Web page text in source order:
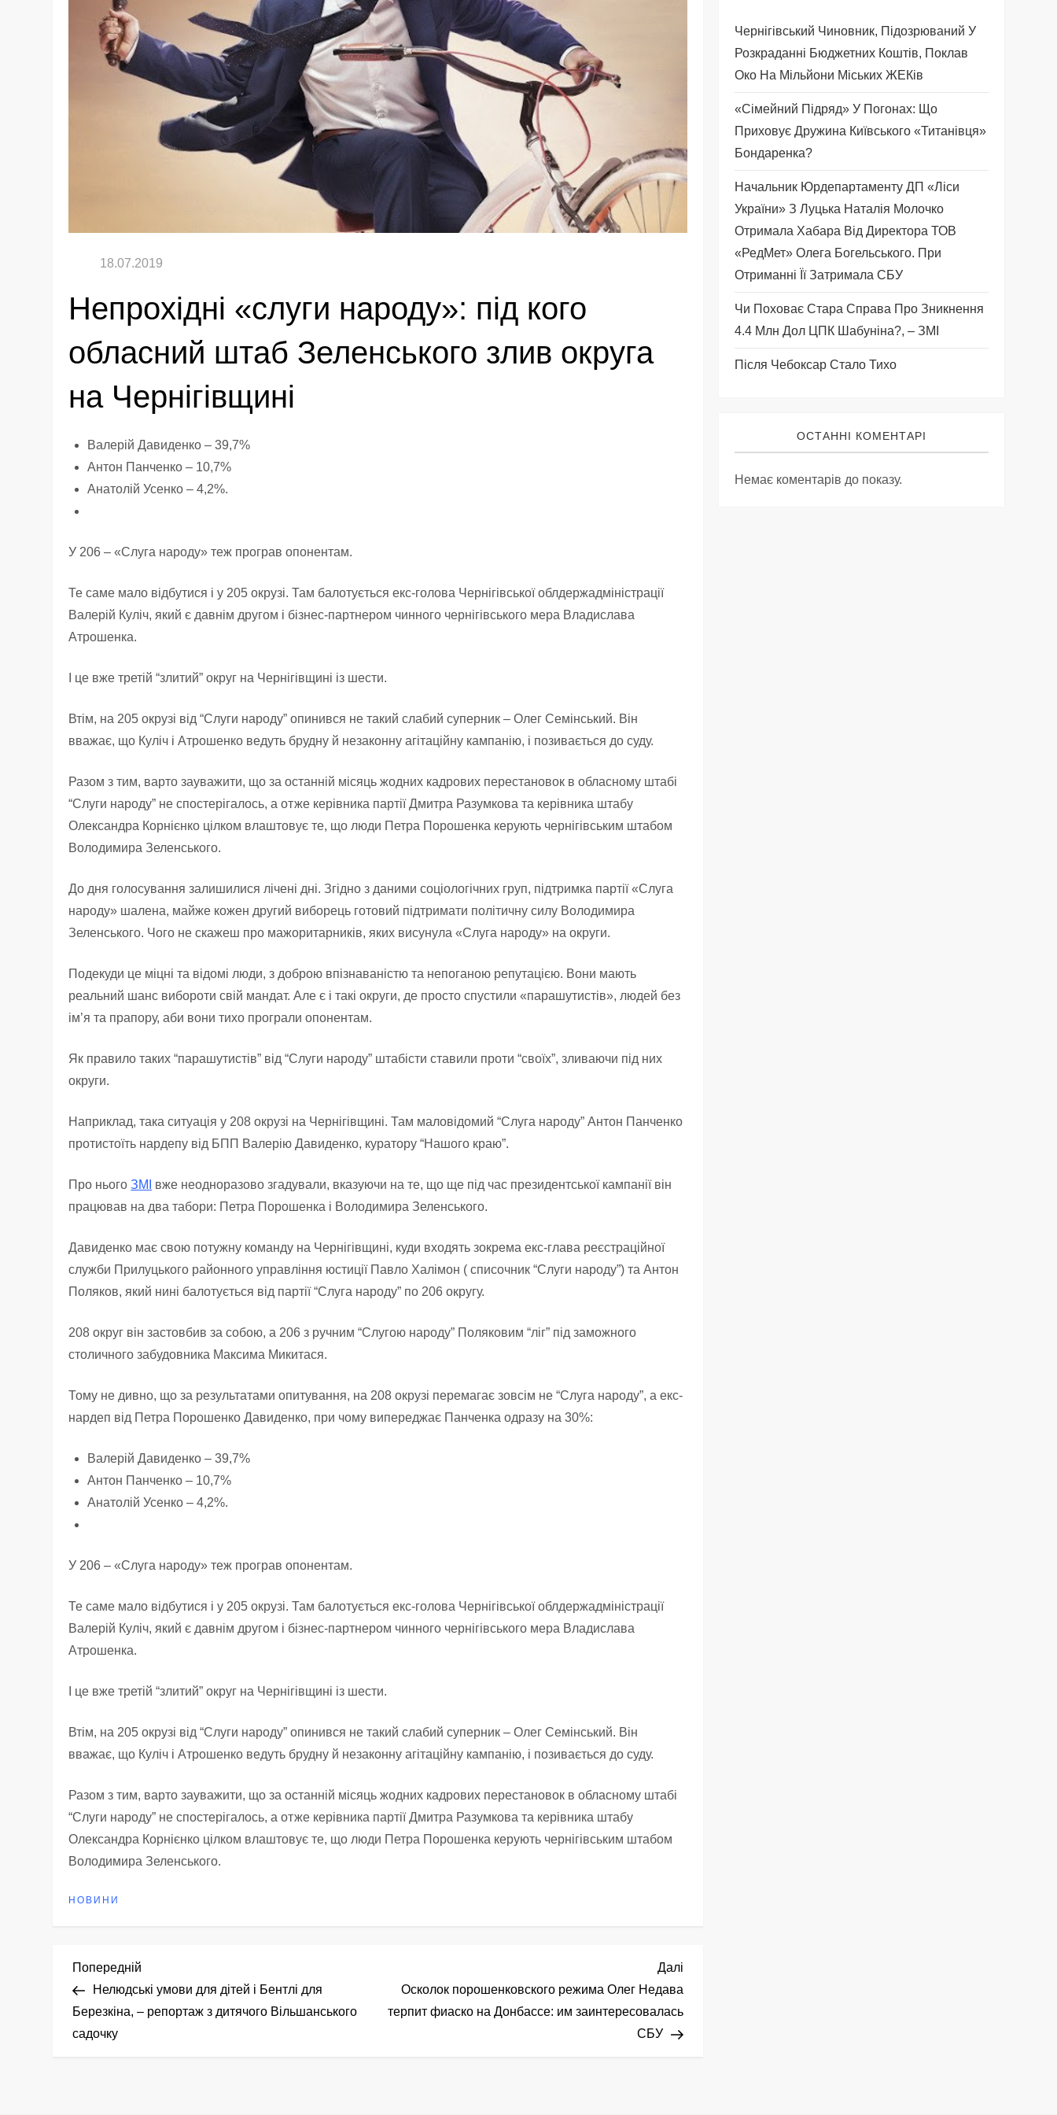
Непрохідні «слуги народу»: під кого
обласний штаб Зеленського злив округа
на Чернігівщині
Валерій Давиденко – 39,7%
Антон Панченко – 10,7%
Анатолій Усенко – 4,2%.
У 206 – «Слуга народу» теж програв опонентам.
Те саме мало відбутися і у 205 окрузі. Там балотується екс-голова Чернігівської облдержадміністрації
Валерій Куліч, який є давнім другом і бізнес-партнером чинного чернігівського мера Владислава
Атрошенка.
І це вже третій “злитий” округ на Чернігівщині із шести.
Втім, на 205 окрузі від “Слуги народу” опинився не такий слабий суперник – Олег Семінський. Він
вважає, що Куліч і Атрошенко ведуть брудну й незаконну агітаційну кампанію, і позивається до суду.
Разом з тим, варто зауважити, що за останній місяць жодних кадрових перестановок в обласному штабі
“Слуги народу” не спостерігалось, а отже керівника партії Дмитра Разумкова та керівника штабу
Олександра Корнієнко цілком влаштовує те, що люди Петра Порошенка керують чернігівським штабом
Володимира Зеленського.
До дня голосування залишилися лічені дні. Згідно з даними соціологічних груп, підтримка партії «Слуга
народу» шалена, майже кожен другий виборець готовий підтримати політичну силу Володимира
Зеленського. Чого не скажеш про мажоритарників, яких висунула «Слуга народу» на округи.
Подекуди це міцні та відомі люди, з доброю впізнаваністю та непоганою репутацією. Вони мають
реальний шанс вибороти свій мандат. Але є і такі округи, де просто спустили «парашутистів», людей без
ім’я та прапору, аби вони тихо програли опонентам.
Як правило таких “парашутистів” від “Слуги народу” штабісти ставили проти “своїх”, зливаючи під них
округи.
Наприклад, така ситуація у 208 окрузі на Чернігівщині. Там маловідомий “Слуга народу” Антон Панченко
протистоїть нардепу від БПП Валерію Давиденко, куратору “Нашого краю”.
Про ньогоЗМІ
вже неодноразово згадували, вказуючи на те, що ще під час президентської кампанії він
працював на два табори: Петра Порошенка і Володимира Зеленського.
Давиденко має свою потужну команду на Чернігівщині, куди входять зокрема екс-глава реєстраційної
служби Прилуцького районного управління юстиції Павло Халімон ( списочник “Слуги народу”) та Антон
Поляков, який нині балотується від партії “Слуга народу” по 206 округу.
208 округ він застовбив за собою, а 206 з ручним “Слугою народу” Поляковим “ліг” під заможного
столичного забудовника Максима Микитася.
Тому не дивно, що за результатами опитування, на 208 окрузі перемагає зовсім не “Слуга народу”, а екс-
нардеп від Петра Порошенко Давиденко, при чому випереджає Панченка одразу на 30%:
Валерій Давиденко – 39,7%
Антон Панченко – 10,7%
Анатолій Усенко – 4,2%.
У 206 – «Слуга народу» теж програв опонентам.
Те саме мало відбутися і у 205 окрузі. Там балотується екс-голова Чернігівської облдержадміністрації
Валерій Куліч, який є давнім другом і бізнес-партнером чинного чернігівського мера Владислава
Атрошенка.
І це вже третій “злитий” округ на Чернігівщині із шести.
Втім, на 205 окрузі від “Слуги народу” опинився не такий слабий суперник – Олег Семінський. Він
вважає, що Куліч і Атрошенко ведуть брудну й незаконну агітаційну кампанію, і позивається до суду.
Разом з тим, варто зауважити, що за останній місяць жодних кадрових перестановок в обласному штабі
“Слуги народу” не спостерігалось, а отже керівника партії Дмитра Разумкова та керівника штабу
Олександра Корнієнко цілком влаштовує те, що люди Петра Порошенка керують чернігівським штабом
Володимира Зеленського.
НОВИНИ
Н
а
в
Попередній
запис
Попередній
Нелюдські умови для дітей і Бентлі для
Березкіна, – репортаж з дитячого Вільшанського
садочку
Наступний
запис
Далі
Осколок порошенковского режима Олег Недава
терпит фиаско на Донбассе: им заинтересовалась
СБУ
Чернігівський Чиновник, Підозрюваний У
Розкраданні Бюджетних Коштів, Поклав
Око На Мільйони Міських ЖЕКів
«Сімейний Підряд» У Погонах: Що
Приховує Дружина Київського «титанівця»
Бондаренка?
Начальник Юрдепартаменту ДП «Ліси
України» З Луцька Наталія Молочко
Отримала Хабара Від Директора ТОВ
«РедМет» Олега Богельського. При
Отриманні Її Затримала СБУ
Чи Поховає Стара Справа Про Зникнення
4.4 Млн Дол ЦПК Шабуніна?, – ЗМІ
Після Чебоксар Стало Тихо
ОСТАННІ КОМЕНТАРІ
Немає коментарів до показу.